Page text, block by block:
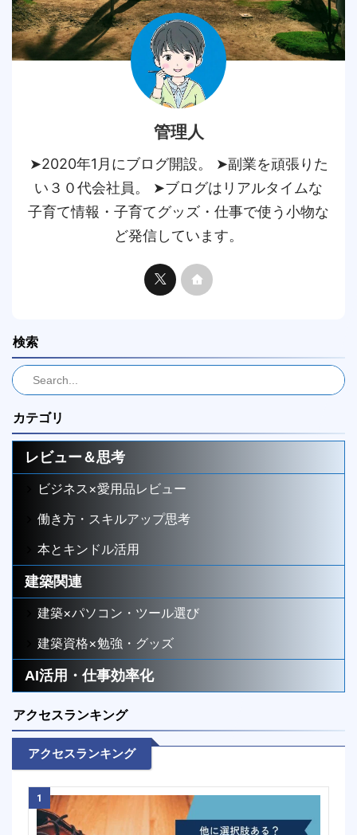
管理人
➤2020年1月にブログ開設。 ➤副業を頑張りた
い３０代会社員。 ➤ブログはリアルタイムな
子育て情報・子育てグッズ・仕事で使う小物な
ど発信しています。
検索
カテゴリ
レビュー＆思考
ビジネス×愛用品レビュー
働き方・スキルアップ思考
本とキンドル活用
建築関連
建築×パソコン・ツール選び
建築資格×勉強・グッズ
AI活用・仕事効率化
アクセスランキング
アクセスランキング
1